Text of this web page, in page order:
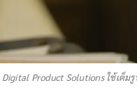
Product Solutions ใช้เต็ม